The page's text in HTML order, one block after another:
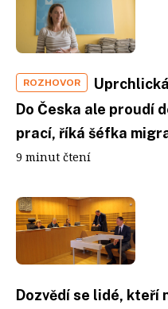
ROZHOVOR
Do Česka ale proudí
prací, říká šéfka
9 minut čtení
Dozvědí se lidé, kteří